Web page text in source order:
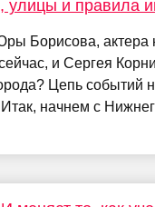
улицы и правила
Борисова, актера
и Сергея
Цепь событий
начнем с